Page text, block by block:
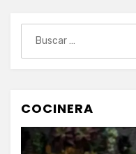
COCINERA